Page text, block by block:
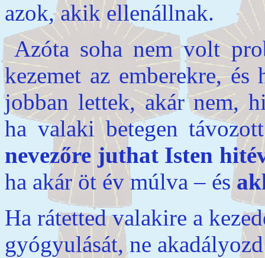
azok, akik ellenállnak.
Azóta soha nem volt
kezemet az emberekre,
jobban lettek, akár nem,
ha valaki betegen
nevezőre juthat Isten
ha akár öt év múlva – és
Ha rátetted valakire a
gyógyulását, ne